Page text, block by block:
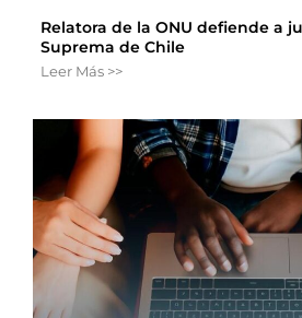
Relatora de la ONU defiende a
Suprema de Chile
Leer Más >>